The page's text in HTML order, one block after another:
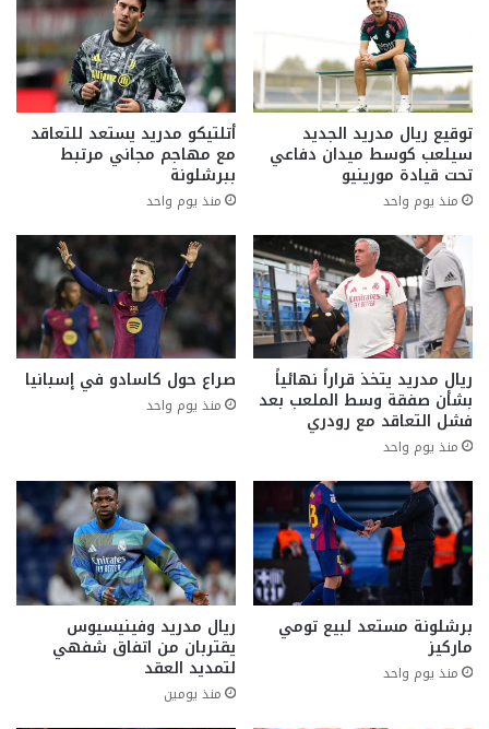
توقيع ريال مدريد الجديد
سيلعب كوسط ميدان دفاعي
تحت قيادة مورينيو
منذ يوم واحد
أتلتيكو مدريد يستعد للتعاقد
مع مهاجم مجاني مرتبط
ببرشلونة
منذ يوم واحد
ريال مدريد يتخذ قراراً نهائياً
بشأن صفقة وسط الملعب بعد
فشل التعاقد مع رودري
منذ يوم واحد
صراع حول كاسادو في إسبانيا
منذ يوم واحد
برشلونة مستعد لبيع تومي
ماركيز
منذ يوم واحد
ريال مدريد وفينيسيوس
يقتربان من اتفاق شفهي
لتمديد العقد
منذ يومين